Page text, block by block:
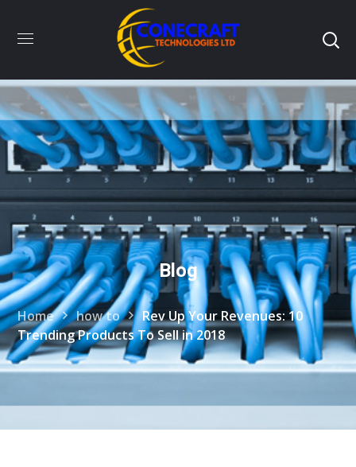
Blog
Home how to
Rev Up Your Revenues: 10
Trending Products To Sell in 2018